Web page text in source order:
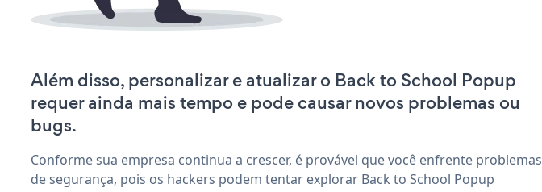
Além disso, personalizar e atualizar o Back to School Popup
requer ainda mais tempo e pode causar novos problemas ou
bugs.
Conforme sua empresa continua a crescer, é provável que você enfrente problemas
de segurança, pois os hackers podem tentar explorar Back to School Popup